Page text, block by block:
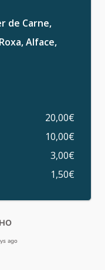
de Carne,
Alface,
20,00€
10,00€
3,00€
1,50€
ago